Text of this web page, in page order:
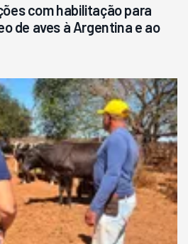
com habilitação para
de aves à Argentina e ao